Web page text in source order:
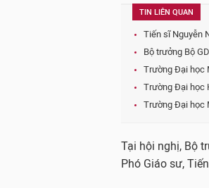
TIN LIÊN QUAN
Tiến sĩ Nguyễn
Bộ trưởng Bộ
Trường Đại học
Trường Đại học
Trường Đại học
Tại hội nghị, Bộ
Phó Giáo sư,